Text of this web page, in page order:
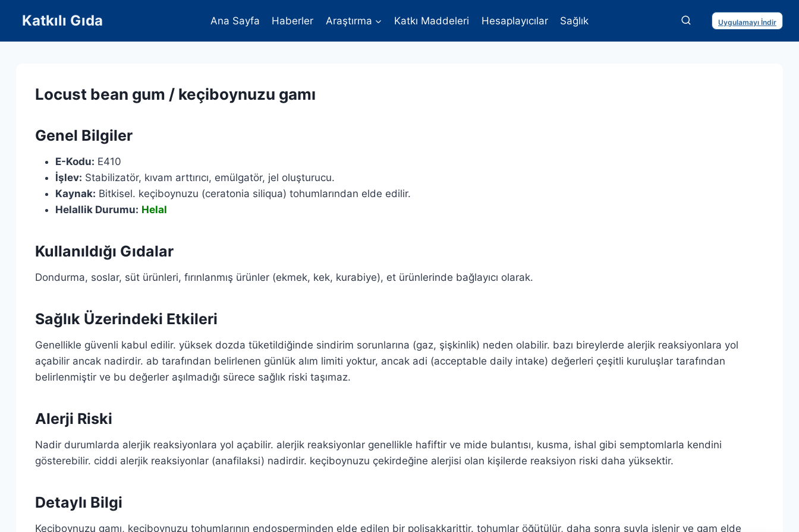
content
Katkılı Gıda Ana Sayfa Haberler Araştırma Katkı Maddeleri Hesaplayıcılar Sağlık Uygulamayı İndir
Locust bean gum / keçiboynuzu gamı
Genel Bilgiler
E-Kodu: E410
İşlev: Stabilizatör, kıvam arttırıcı, emülgatör, jel oluşturucu.
Kaynak: Bitkisel. keçiboynuzu (ceratonia siliqua) tohumlarından elde edilir.
Helallik Durumu: Helal
Kullanıldığı Gıdalar
Dondurma, soslar, süt ürünleri, fırınlanmış ürünler (ekmek, kek, kurabiye), et ürünlerinde bağlayıcı olarak.
Sağlık Üzerindeki Etkileri
Genellikle güvenli kabul edilir. yüksek dozda tüketildiğinde sindirim sorunlarına (gaz, şişkinlik) neden olabilir. bazı bireylerde alerjik reaksiyonlara yol
açabilir ancak nadirdir. ab tarafından belirlenen günlük alım limiti yoktur, ancak adi (acceptable daily intake) değerleri çeşitli kuruluşlar tarafından
belirlenmiştir ve bu değerler aşılmadığı sürece sağlık riski taşımaz.
Alerji Riski
Nadir durumlarda alerjik reaksiyonlara yol açabilir. alerjik reaksiyonlar genellikle hafiftir ve mide bulantısı, kusma, ishal gibi semptomlarla kendini
gösterebilir. ciddi alerjik reaksiyonlar (anafilaksi) nadirdir. keçiboynuzu çekirdeğine alerjisi olan kişilerde reaksiyon riski daha yüksektir.
Detaylı Bilgi
Keçiboynuzu gamı, keçiboynuzu tohumlarının endosperminden elde edilen bir polisakkarittir. tohumlar öğütülür, daha sonra suyla işlenir ve gam elde